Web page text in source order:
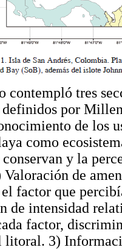
contempló tres
por
de los
como
conservan y la
Valoración de
factor que
de intensidad
factor,
litoral. 3)